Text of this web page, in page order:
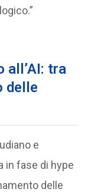
all’AI: tra
delle
e
in fase di hype
delle